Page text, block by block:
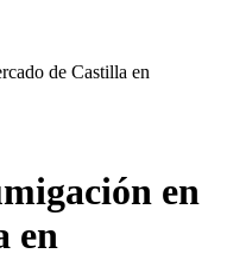
de Castilla en
en
en